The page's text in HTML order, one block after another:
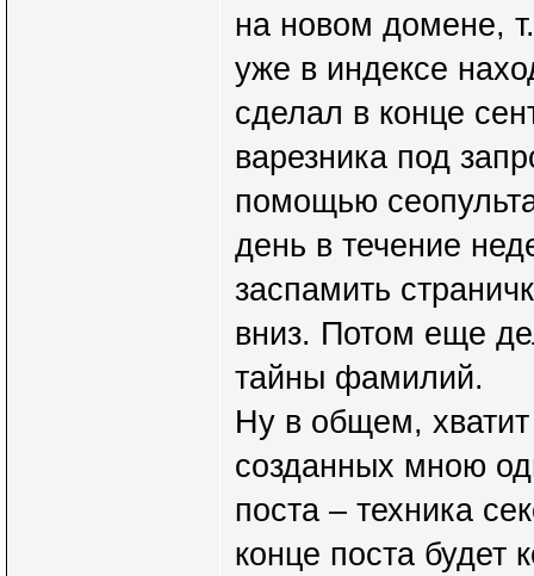
на новом домене,
уже в индексе
сделал в конце
варезника под
помощью
день в течение
заспамить
вниз. Потом еще
тайны фамилий.
Ну в общем,
созданных мною
поста – техника
конце поста будет